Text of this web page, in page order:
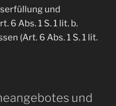
und
6 Abs. 1 S. 1 lit. b.
(Art. 6 Abs. 1 S. 1 lit.
und